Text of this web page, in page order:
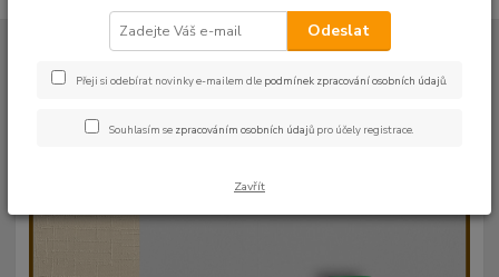
UBRUSY
Teflonové ubrusy jednobarevné s vodoodpudivou úpravou
Teflonový ubrus 140x140cm -
hnědý 113
Odeslat
Přeji si odebírat novinky e-mailem dle podmínek zpracování osobních údajů.
Souhlasím se zpracováním osobních údajů pro účely registrace.
Zavřít